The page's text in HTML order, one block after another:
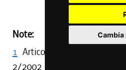
Cambia
(1)
Note:
1 Articolo abrogato da art.
2/2002